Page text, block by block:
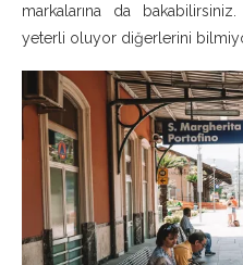
markalarına da
yeterli oluyor diğerlerini